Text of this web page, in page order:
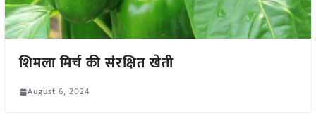
शिमला मिर्च की संरक्षित खेती
August 6, 2024